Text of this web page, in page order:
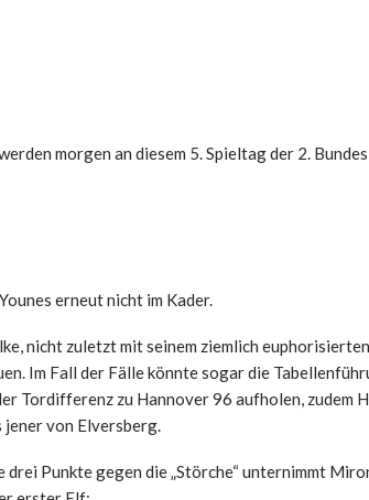
morgen an diesem 5. Spieltag der 2.
erneut nicht im Kader.
nicht zuletzt mit seinem ziemlich
Im Fall der Fälle könnte sogar die
Tordifferenz zu Hannover 96 aufholen, zudem
von Elversberg.
Punkte gegen die „Störche“ unternimmt